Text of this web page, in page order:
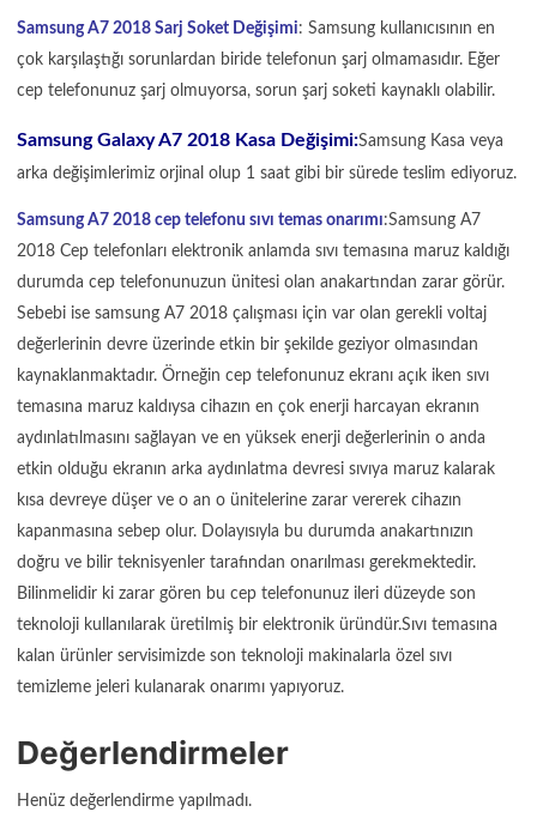
Samsung A7 2018 Sarj Soket Değişimi: Samsung kullanıcısının en
çok karşılaştığı sorunlardan biride telefonun şarj olmamasıdır. Eğer
cep telefonunuz şarj olmuyorsa, sorun şarj soketi kaynaklı olabilir.
Samsung Galaxy A7 2018 Kasa Değişimi:Samsung Kasa veya
arka değişimlerimiz orjinal olup 1 saat gibi bir sürede teslim ediyoruz.
Samsung A7 2018 cep telefonu sıvı temas onarımı:Samsung A7
2018 Cep telefonları elektronik anlamda sıvı temasına maruz kaldığı
durumda cep telefonunuzun ünitesi olan anakartından zarar görür.
Sebebi ise samsung A7 2018 çalışması için var olan gerekli voltaj
değerlerinin devre üzerinde etkin bir şekilde geziyor olmasından
kaynaklanmaktadır. Örneğin cep telefonunuz ekranı açık iken sıvı
temasına maruz kaldıysa cihazın en çok enerji harcayan ekranın
aydınlatılmasını sağlayan ve en yüksek enerji değerlerinin o anda
etkin olduğu ekranın arka aydınlatma devresi sıvıya maruz kalarak
kısa devreye düşer ve o an o ünitelerine zarar vererek cihazın
kapanmasına sebep olur. Dolayısıyla bu durumda anakartınızın
doğru ve bilir teknisyenler tarafından onarılması gerekmektedir.
Bilinmelidir ki zarar gören bu cep telefonunuz ileri düzeyde son
teknoloji kullanılarak üretilmiş bir elektronik üründür.Sıvı temasına
kalan ürünler servisimizde son teknoloji makinalarla özel sıvı
temizleme jeleri kulanarak onarımı yapıyoruz.
Değerlendirmeler
Henüz değerlendirme yapılmadı.